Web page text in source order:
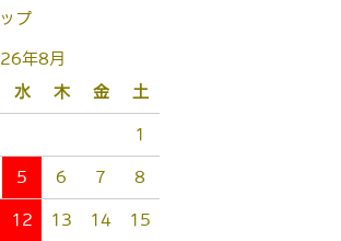
プ
年8月
水 木 金 土
1
5 6 7 8
12 13 14 15